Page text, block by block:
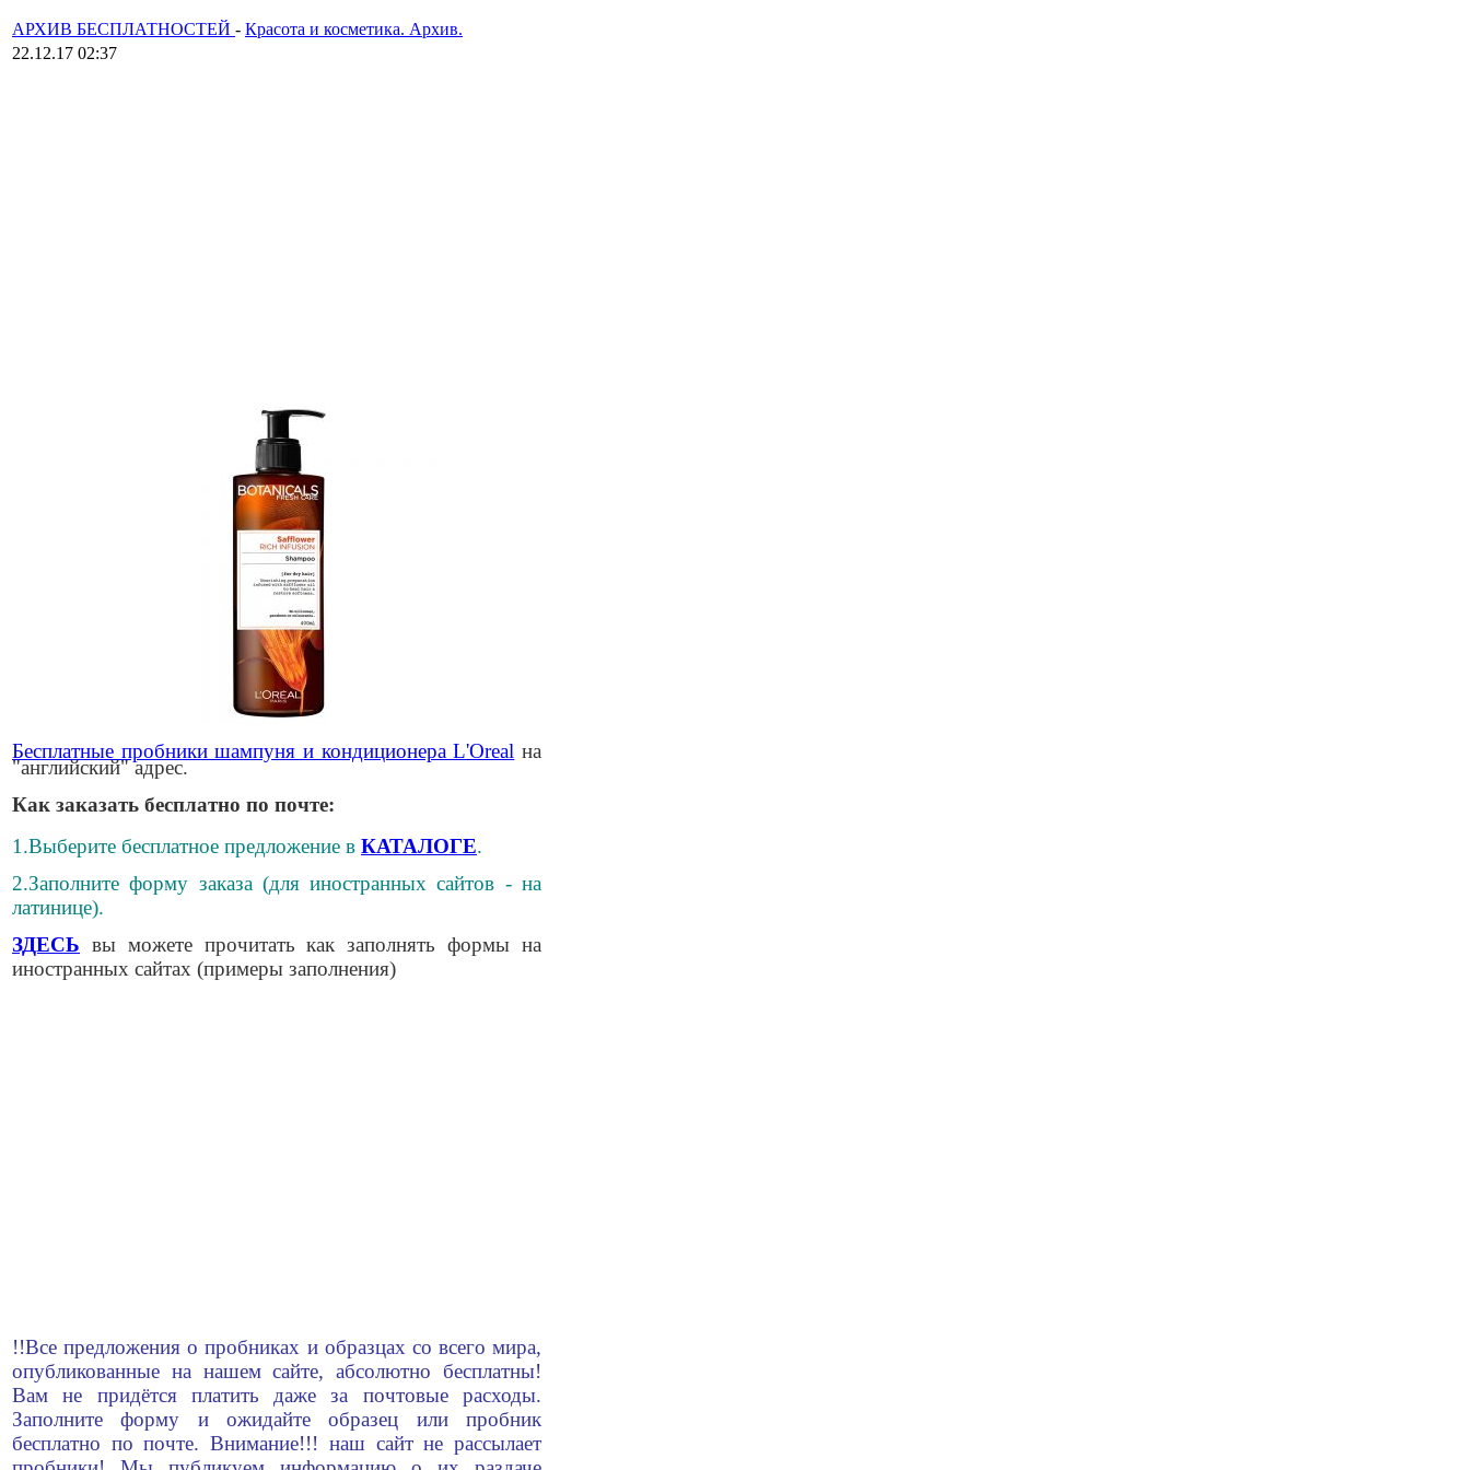
АРХИВ БЕСПЛАТНОСТЕЙ - Красота и косметика. Архив.
22.12.17 02:37
Бесплатные пробники шампуня и кондиционера L'Oreal на
"английский" адрес.
Как заказать бесплатно по почте:
1.Выберите бесплатное предложение в КАТАЛОГЕ.
2.Заполните форму заказа (для иностранных сайтов - на
латинице).
ЗДЕСЬ вы можете прочитать как заполнять формы на
иностранных сайтах (примеры заполнения)
!!Все предложения о пробниках и образцах со всего мира,
опубликованные на нашем сайте, абсолютно бесплатны!
Вам не придётся платить даже за почтовые расходы.
Заполните форму и ожидайте образец или пробник
бесплатно по почте. Внимание!!! наш сайт не рассылает